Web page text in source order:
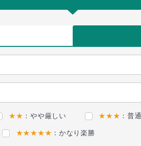
★★ ：やや厳しい ★★★ ：普通
★★★★★ ：かなり楽勝